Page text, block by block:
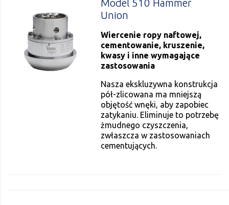
Model 510 Hammer
Union
Wiercenie ropy naftowej,
cementowanie, kruszenie,
kwasy i inne wymagające
zastosowania
Nasza ekskluzywna konstrukcja
pół-zlicowana ma mniejszą
objętość wnęki, aby zapobiec
zatykaniu. Eliminuje to potrzebę
żmudnego czyszczenia,
zwłaszcza w zastosowaniach
cementujących.